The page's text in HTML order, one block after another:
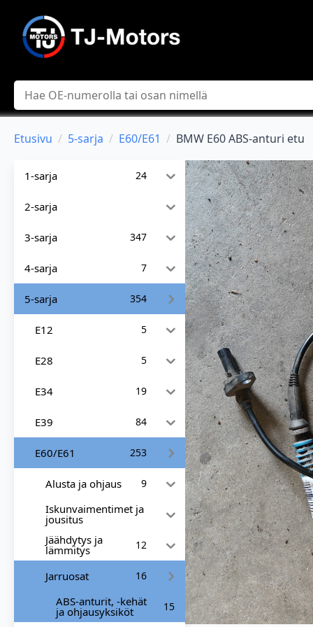
Hae
Etusivu 5-sarja E60/E61 BMW E60 ABS-anturi etu
1-sarja 24
2-sarja
3-sarja 347
4-sarja 7
5-sarja 354
E12 5
E28 5
E34 19
E39 84
E60/E61 253
Alusta ja ohjaus 9
Iskunvaimentimet ja
jousitus
Jäähdytys ja
lämmitys 12
Jarruosat 16
ABS-anturit, -kehät
ja ohjausyksiköt 15